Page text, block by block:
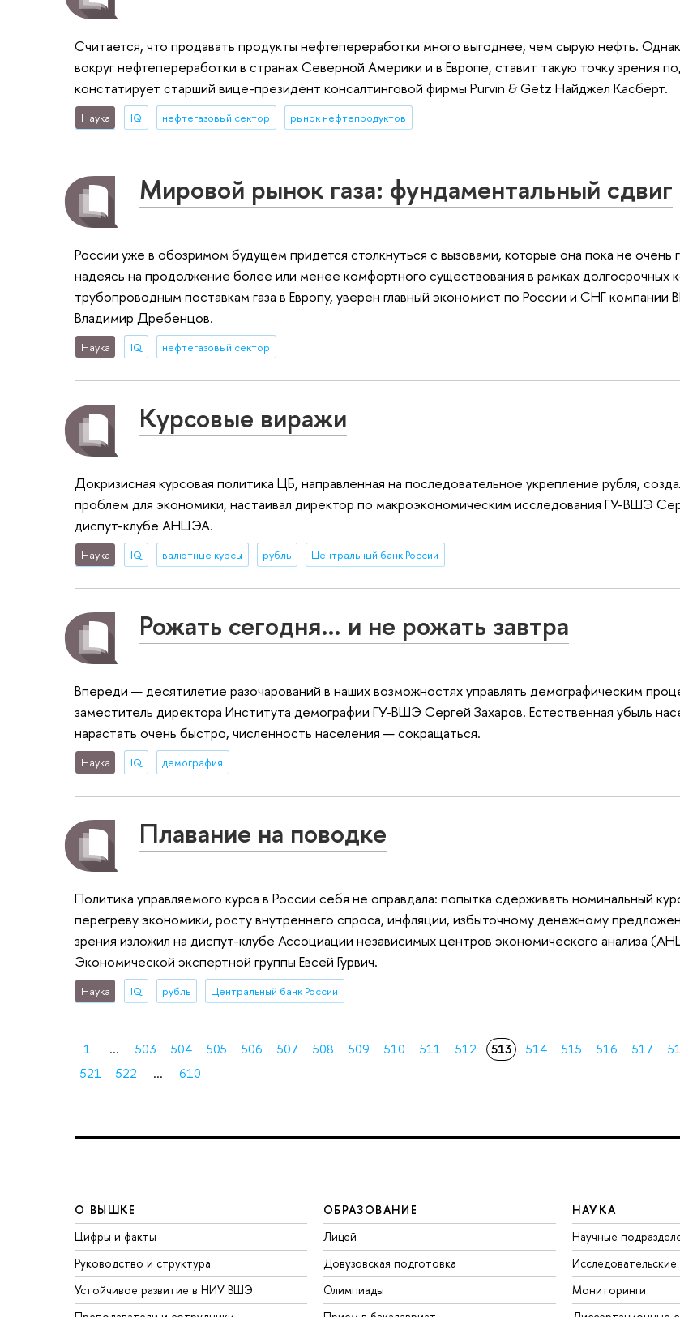
Считается, что продавать продукты нефтепереработки много выгоднее, чем сырую нефть.
вокруг нефтепереработки в странах Северной Америки и в Европе, ставит такую точку зрения
констатирует старший вице-президент консалтинговой фирмы Purvin & Getz Найджел Касберт.
Наука IQ нефтегазовый сектор рынок нефтепродуктов
Мировой рынок газа: фундаментальный сдвиг
России уже в обозримом будущем придется столкнуться с вызовами, которые она пока не очень
надеясь на продолжение более или менее комфортного существования в рамках долгосрочных
трубопроводным поставкам газа в Европу, уверен главный экономист по России и СНГ компании
Владимир Дребенцов.
Наука IQ нефтегазовый сектор
Курсовые виражи
Докризисная курсовая политика ЦБ, направленная на последовательное укрепление рубля,
проблем для экономики, настаивал директор по макроэкономическим исследования ГУ-ВШЭ
диспут-клубе АНЦЭА.
Наука IQ валютные курсы рубль Центральный банк России
Рожать сегодня… и не рожать завтра
Впереди — десятилетие разочарований в наших возможностях управлять демографическим
заместитель директора Института демографии ГУ-ВШЭ Сергей Захаров. Естественная убыль
нарастать очень быстро, численность населения — сокращаться.
Наука IQ демография
Плавание на поводке
Политика управляемого курса в России себя не оправдала: попытка сдерживать номинальный
перегреву экономики, росту внутреннего спроса, инфляции, избыточному денежному
зрения изложил на диспут-клубе Ассоциации независимых центров экономического анализа
Экономической экспертной группы Евсей Гурвич.
Наука IQ рубль Центральный банк России
1 ... 503 504 505 506 507 508 509 510 511 512 513 514 515 516 517
521
522 ... 610
О ВЫШКЕ
Цифры и факты
Руководство и структура
Устойчивое развитие в НИУ ВШЭ
ОБРАЗОВАНИЕ
Лицей
Довузовская подготовка
Олимпиады
НАУКА
Научные
Мониторинги